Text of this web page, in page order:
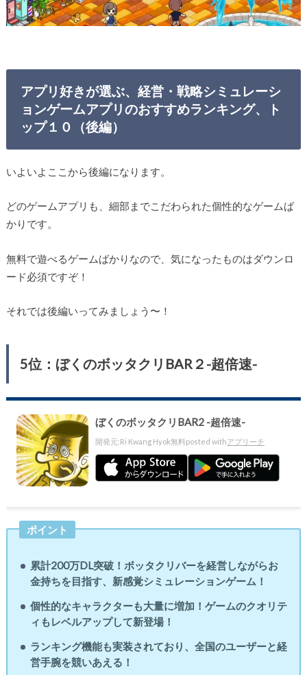
アプリ好きが選ぶ、経営・戦略シミュレーシ
ョンゲームアプリのおすすめランキング、ト
ップ１０（後編）
いよいよここから後編になります。
どのゲームアプリも、細部までこだわられた個性的なゲームば
かりです。
無料で遊べるゲームばかりなので、気になったものはダウンロ
ード必須ですぞ！
それでは後編いってみましょう〜！
5位：ぼくのボッタクリBAR２-超倍速-
ぼくのボッタクリBAR2 -超倍速-
開発元:Ri Kwang Hyok無料posted withアプリーチ
ポイント
累計200万DL突破！ボッタクリバーを経営しながらお
金持ちを目指す、新感覚シミュレーションゲーム！
個性的なキャラクターも大量に増加！ゲームのクオリテ
ィもレベルアップして新登場！
ランキング機能も実装されており、全国のユーザーと経
営手腕を競いあえる！